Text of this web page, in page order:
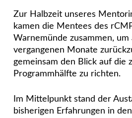
Zur Halbzeit unseres
kamen die Mentees des
Warnemünde zusammen, um
vergangenen Monate
gemeinsam den Blick auf die
Programmhälfte zu richten.
Im Mittelpunkt stand der
bisherigen Erfahrungen in